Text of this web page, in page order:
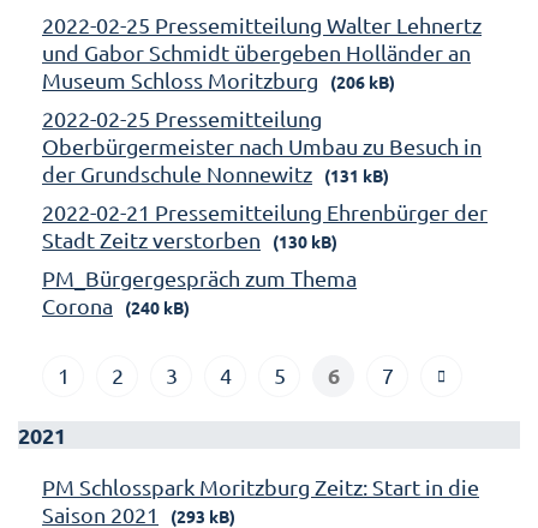
2022-02-25 Pressemitteilung Walter Lehnertz
und Gabor Schmidt übergeben Holländer an
Museum Schloss Moritzburg
(206 kB)
2022-02-25 Pressemitteilung
Oberbürgermeister nach Umbau zu Besuch in
der Grundschule Nonnewitz
(131 kB)
2022-02-21 Pressemitteilung Ehrenbürger der
Stadt Zeitz verstorben
(130 kB)
PM_Bürgergespräch zum Thema
Corona
(240 kB)
1 2 3 4 5 6 7
2021
PM Schlosspark Moritzburg Zeitz: Start in die
Saison 2021
(293 kB)